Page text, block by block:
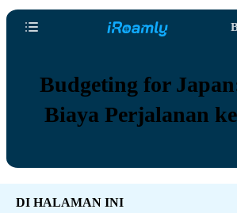
Budgeting for
Biaya Perjalanan
DI HALAMAN INI